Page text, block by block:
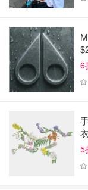
可能会成为跨境
对于加拿大的交
密货币市场至关重
交易，还是在交易
者，hibit.com的
供面对面的解决方
作技能（例如，
交易服务。作为
营的机构，
非常重视其服务质
6
5